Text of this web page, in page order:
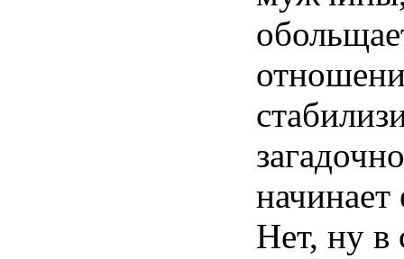
начинает
Нет, ну в